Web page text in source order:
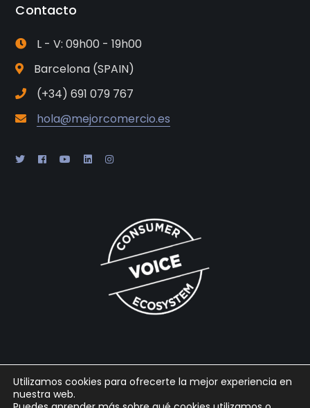
Contacto
L - V: 09h00 - 19h00
Barcelona (SPAIN)
(+34) 691 079 767
hola@mejorcomercio.es
Utilizamos cookies para ofrecerte la mejor experiencia en
nuestra web.